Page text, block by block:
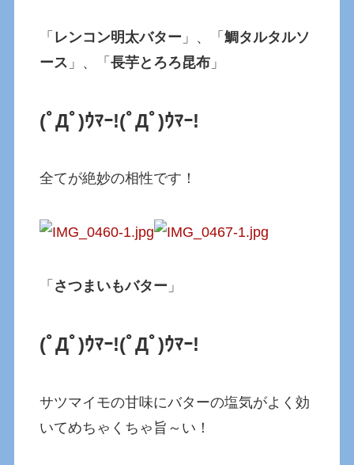
「 レンコン明太バター 」、「鯛タルタルソ
ース 」、「長芋とろろ昆布 」
(ﾟДﾟ)ｳﾏｰ!(ﾟДﾟ)ｳﾏｰ!
全てが絶妙の相性です！
「 さつまいもバター 」
(ﾟДﾟ)ｳﾏｰ!(ﾟДﾟ)ｳﾏｰ!
サツマイモの甘味にバターの塩気がよく効
いてめちゃくちゃ旨～い！